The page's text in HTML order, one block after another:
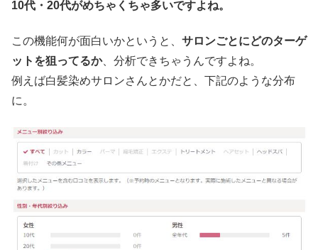
10代・20代がめちゃくちゃ多いですよね。
この機能何が面白いかというと、 サロンごとにどのターゲ
ットを狙ってるか、分析できちゃうんですよね。
例えば白髪染めサロンさんとかだと、下記のような分布
に。